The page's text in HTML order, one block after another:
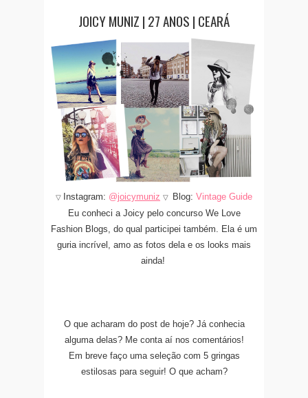
JOICY MUNIZ | 27 ANOS | CEARÁ
▽ Instagram: @joicymuniz ▽ Blog: Vintage Guide
Eu conheci a Joicy pelo concurso We Love
Fashion Blogs, do qual participei também. Ela é um
guria incrível, amo as fotos dela e os looks mais
ainda!
O que acharam do post de hoje? Já conhecia
alguma delas? Me conta aí nos comentários!
Em breve faço uma seleção com 5 gringas
estilosas para seguir! O que acham?